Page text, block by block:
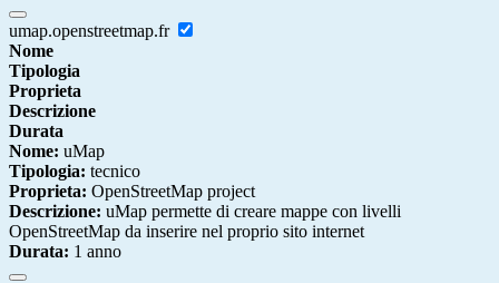
umap.openstreetmap.fr
Nome
Tipologia
Proprieta
Descrizione
Durata
Nome: uMap
Tipologia: tecnico
Proprieta: OpenStreetMap project
Descrizione: uMap permette di creare mappe con livelli
OpenStreetMap da inserire nel proprio sito internet
Durata: 1 anno